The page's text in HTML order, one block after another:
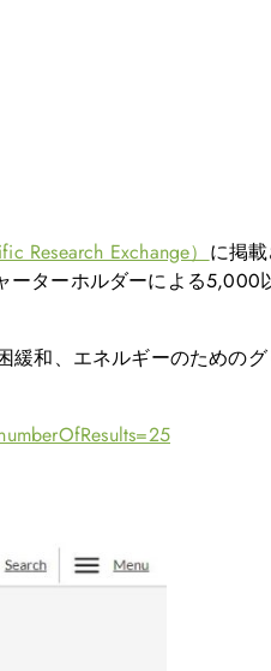
Research Exchange） に掲
ーターホルダーによる5,000
和、エネルギーのための